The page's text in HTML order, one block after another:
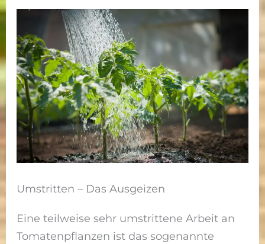
Umstritten – Das Ausgeizen
Eine teilweise sehr umstrittene Arbeit an
Tomatenpflanzen ist das sogenannte